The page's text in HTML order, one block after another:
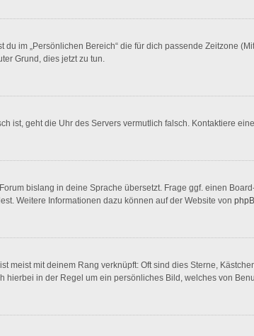
im „Persönlichen Bereich“ die für dich passende Zeitzone
Grund, dies jetzt zu tun.
ist, geht die Uhr des Servers vermutlich falsch. Kontaktiere
bislang in deine Sprache übersetzt. Frage ggf. einen
Weitere Informationen dazu können auf der Website von
mit deinem Rang verknüpft: Oft sind dies Sterne,
in der Regel um ein persönliches Bild, welches von